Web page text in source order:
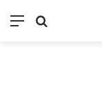
بحث عن